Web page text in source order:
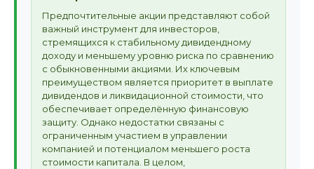
Предпочтительные акции представляют собой
важный инструмент для инвесторов,
стремящихся к стабильному дивидендному
доходу и меньшему уровню риска по сравнению
с обыкновенными акциями. Их ключевым
преимуществом является приоритет в выплате
дивидендов и ликвидационной стоимости, что
обеспечивает определённую финансовую
защиту. Однако недостатки связаны с
ограниченным участием в управлении
компанией и потенциалом меньшего роста
стоимости капитала. В целом,